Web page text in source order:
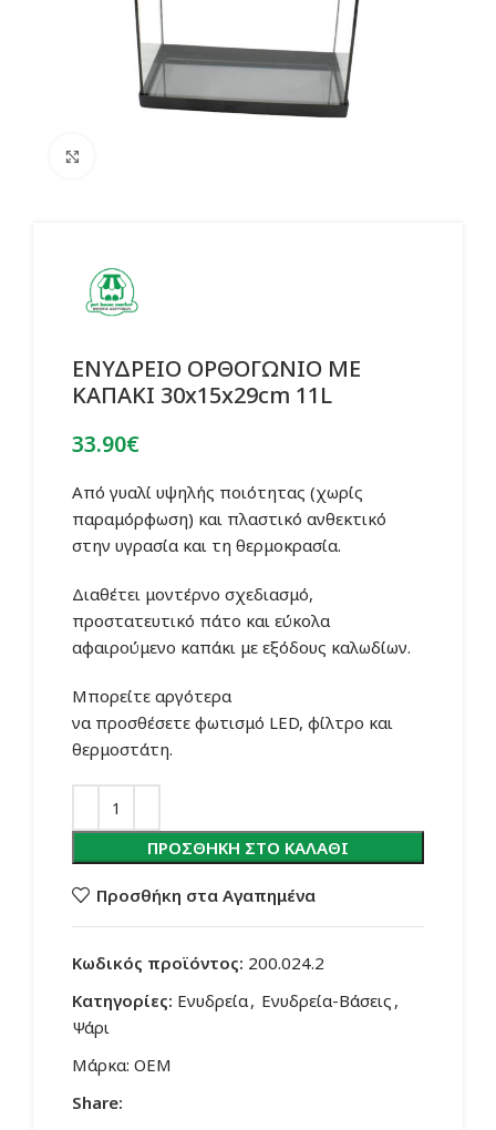
ΕΝΥΔΡΕΙΟ ΟΡΘΟΓΩΝΙΟ ΜΕ
ΚΑΠΑΚΙ 30x15x29cm 11L
33.90€
Από γυαλί υψηλής ποιότητας (χωρίς
παραμόρφωση) και πλαστικό ανθεκτικό
στην υγρασία και τη θερμοκρασία.
Διαθέτει μοντέρνο σχεδιασμό,
προστατευτικό πάτο και εύκολα
αφαιρούμενο καπάκι με εξόδους καλωδίων.
Μπορείτε αργότερα
να προσθέσετε φωτισμό LED, φίλτρο και
θερμοστάτη.
ΠΡΟΣΘΉΚΗ ΣΤΟ ΚΑΛΆΘΙ
Προσθήκη στα Αγαπημένα
Κωδικός προϊόντος: 200.024.2
Κατηγορίες: Ενυδρεία, Ενυδρεία-Βάσεις ,
Ψάρι
Μάρκα: OEM
Share: